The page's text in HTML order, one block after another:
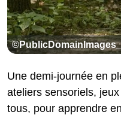
Une demi-journée en
ateliers sensoriels,
tous, pour apprendre